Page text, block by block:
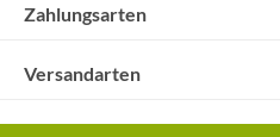
Zahlungsarten
Versandarten